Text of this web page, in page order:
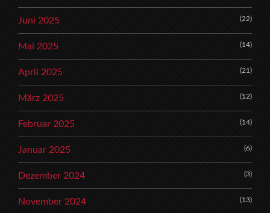
Juni 2025 (22)
Mai 2025 (14)
April 2025 (21)
März 2025 (12)
Februar 2025 (14)
Januar 2025 (6)
Dezember 2024 (3)
November 2024 (13)